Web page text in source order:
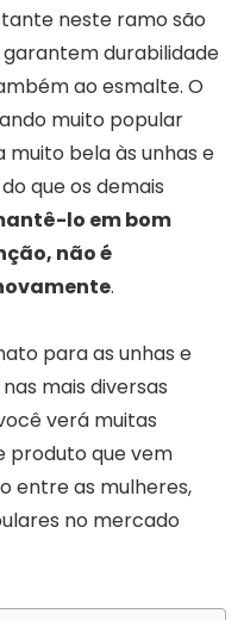
neste ramo são
durabilidade
ao esmalte. O
muito popular
bela às unhas e
que os demais
lo em bom
não é
.
para as unhas e
mais diversas
verá muitas
produto que vem
entre as mulheres,
no mercado